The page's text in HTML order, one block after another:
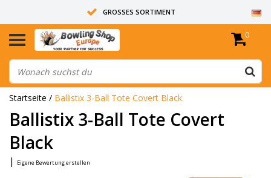
GROSSES SORTIMENT
14 TAGE RÜCKGABERECHT
ALLE BOWLINGKUGELN SIND UNGEBOHRT
0
Startseite / Ballistix 3-Ball Tote Covert Black
Ballistix 3-Ball Tote Covert
Black
| Eigene Bewertung erstellen